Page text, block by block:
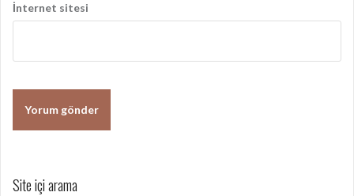
İnternet sitesi
Site içi arama